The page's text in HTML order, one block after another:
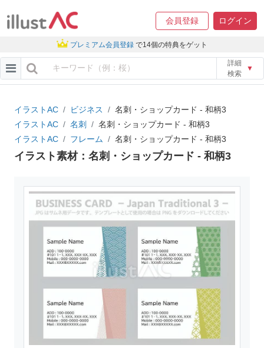
会員登録 ログイン
プレミアム会員登録 で14個の特典をゲット
詳細
検索
▼
イラストAC ビジネス
名刺・ショップカード - 和柄3
イラストAC
名刺
名刺・ショップカード - 和柄3
イラストAC
フレーム 名刺・ショップカード - 和柄3
イラスト素材：名刺・ショップカード - 和柄3